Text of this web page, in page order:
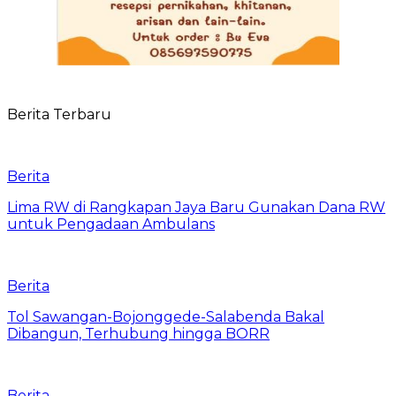
Berita Terbaru
Berita
Lima RW di Rangkapan Jaya Baru Gunakan Dana RW
untuk Pengadaan Ambulans
Berita
Tol Sawangan-Bojonggede-Salabenda Bakal
Dibangun, Terhubung hingga BORR